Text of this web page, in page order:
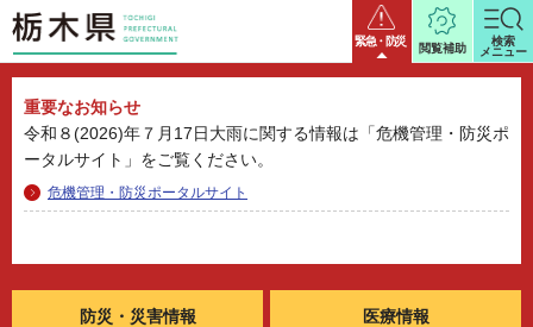
栃木県 緊急・防災
重要なお知らせ
令和８(2026)年７月17日大雨に関する情報は「危機管理・防災ポ
ータルサイト」をご覧ください。
危機管理・防災ポータルサイト
防災・ 災害情報 医療情報
閲覧補助
検索
メニュー